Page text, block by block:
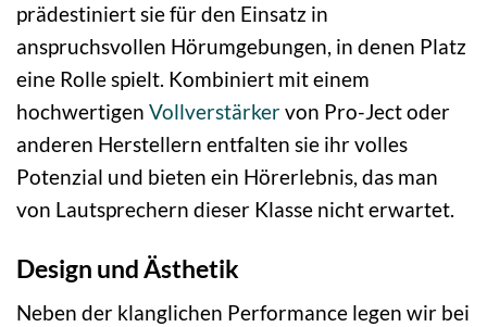
prädestiniert sie für den Einsatz in
anspruchsvollen Hörumgebungen, in denen Platz
eine Rolle spielt. Kombiniert mit einem
hochwertigen Vollverstärkervon Pro-Ject oder
anderen Herstellern entfalten sie ihr volles
Potenzial und bieten ein Hörerlebnis, das man
von Lautsprechern dieser Klasse nicht erwartet.
Design und Ästhetik
Neben der klanglichen Performance legen wir bei